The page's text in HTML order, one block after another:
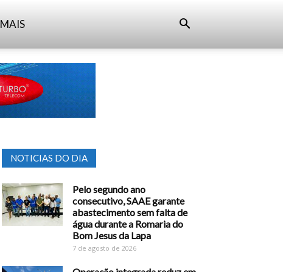
MAIS
NOTICIAS DO DIA
Pelo segundo ano
consecutivo, SAAE garante
abastecimento sem falta de
água durante a Romaria do
Bom Jesus da Lapa
7 de agosto de 2026